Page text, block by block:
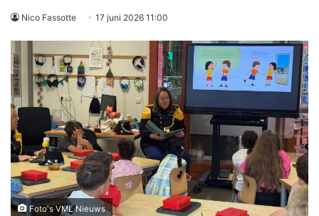
Nico Fassotte 17 juni 2026 11:00
Foto's VML Nieuws